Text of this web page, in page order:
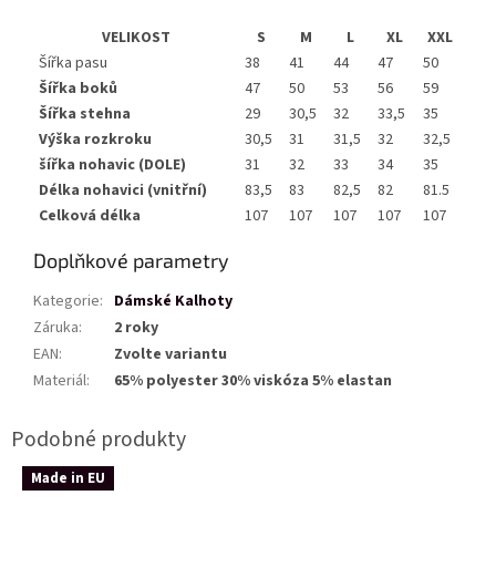
VELIKOST S M L XL
XXL
Šířka pasu
38 41 44 47
50
Šířka boků
47 50 53 56
59
Šířka stehna
29 30,5 32 33,5
35
Výška rozkroku
30,5 31 31,5 32
32,5
šířka nohavic (DOLE)
31 32 33 34
35
Délka nohavici (vnitřní)
83,5 83 82,5 82
81.5
Celková délka
107 107 107 107 107
Doplňkové parametry
Kategorie: Dámské Kalhoty
Záruka:
2 roky
EAN:
Zvolte variantu
Materiál: 65% polyester 30% viskóza 5% elastan
Made in EU